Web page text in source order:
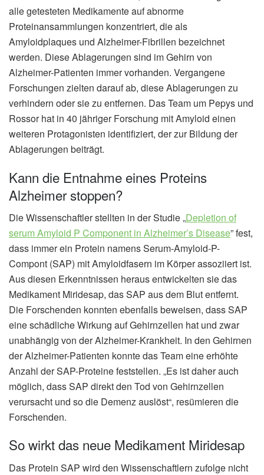
alle getesteten Medikamente auf abnorme
Proteinansammlungen konzentriert, die als
Amyloidplaques und Alzheimer-Fibrillen bezeichnet
werden. Diese Ablagerungen sind im Gehirn von
Alzheimer-Patienten immer vorhanden. Vergangene
Forschungen zielten darauf ab, diese Ablagerungen zu
verhindern oder sie zu entfernen. Das Team um Pepys und
Rossor hat in 40 jähriger Forschung mit Amyloid einen
weiteren Protagonisten identifiziert, der zur Bildung der
Ablagerungen beiträgt.
Kann die Entnahme eines Proteins
Alzheimer stoppen?
Die Wissenschaftler stellten in der Studie „Depletion of
serum Amyloid P Component in Alzheimer’s Disease” fest,
dass immer ein Protein namens Serum-Amyloid-P-
Compont (SAP) mit Amyloidfasern im Körper assoziiert ist.
Aus diesen Erkenntnissen heraus entwickelten sie das
Medikament Miridesap, das SAP aus dem Blut entfernt.
Die Forschenden konnten ebenfalls beweisen, dass SAP
eine schädliche Wirkung auf Gehirnzellen hat und zwar
unabhängig von der Alzheimer-Krankheit. In den Gehirnen
der Alzheimer-Patienten konnte das Team eine erhöhte
Anzahl der SAP-Proteine feststellen. „Es ist daher auch
möglich, dass SAP direkt den Tod von Gehirnzellen
verursacht und so die Demenz auslöst“, resümieren die
Forschenden.
So wirkt das neue Medikament Miridesap
Das Protein SAP wird den Wissenschaftlern zufolge nicht